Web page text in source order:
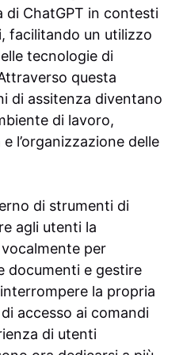
ChatGPT in contesti
facilitando un utilizzo
tecnologie di
questa
di assitenza diventano
di lavoro,
l’organizzazione delle
di strumenti di
agli utenti la
per
documenti e gestire
la propria
accesso ai comandi
di utenti